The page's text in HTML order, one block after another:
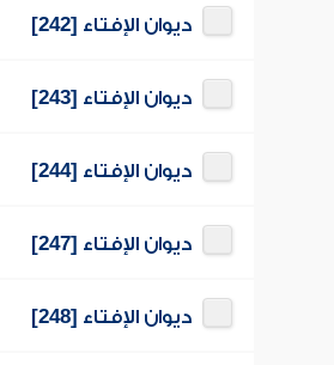
ديوان الإفتاء [242]
ديوان الإفتاء [243]
ديوان الإفتاء [244]
ديوان الإفتاء [247]
ديوان الإفتاء [248]